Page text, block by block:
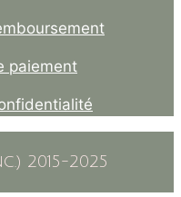
paiement
2015-2025